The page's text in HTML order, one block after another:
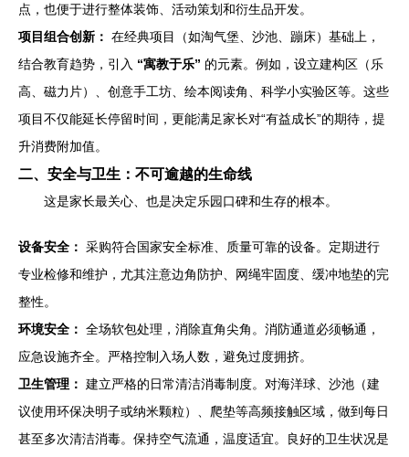
点，也便于进行整体装饰、活动策划和衍生品开发。
项目组合创新： 在经典项目（如淘气堡、沙池、蹦床）基础上，
结合教育趋势，引入 “寓教于乐” 的元素。例如，设立建构区（乐
高、磁力片）、创意手工坊、绘本阅读角、科学小实验区等。这些
项目不仅能延长停留时间，更能满足家长对“有益成长”的期待，提
升消费附加值。
二、安全与卫生：不可逾越的生命线
这是家长最关心、也是决定乐园口碑和生存的根本。
设备安全： 采购符合国家安全标准、质量可靠的设备。定期进行
专业检修和维护，尤其注意边角防护、网绳牢固度、缓冲地垫的完
整性。
环境安全： 全场软包处理，消除直角尖角。消防通道必须畅通，
应急设施齐全。严格控制入场人数，避免过度拥挤。
卫生管理： 建立严格的日常清洁消毒制度。对海洋球、沙池（建
议使用环保决明子或纳米颗粒）、爬垫等高频接触区域，做到每日
甚至多次清洁消毒。保持空气流通，温度适宜。良好的卫生状况是